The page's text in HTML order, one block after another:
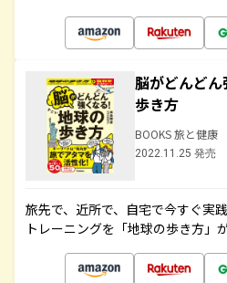
脳がどんど
歩き方
BOOKS 旅と健康
2022.11.25 発売
旅先で、近所で、自宅で今すぐ実
トレーニングを「地球の歩き方」